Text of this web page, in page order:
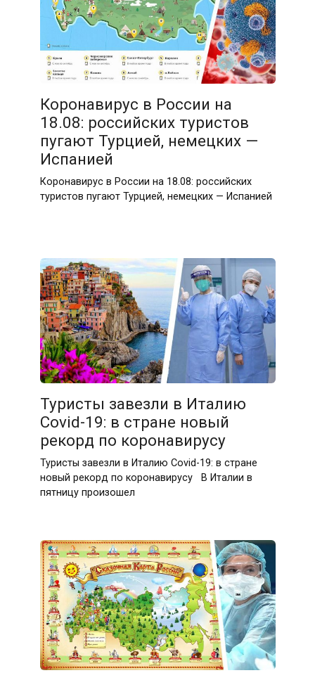
Коронавирус в России на
18.08: российских туристов
пугают Турцией, немецких —
Испанией
Коронавирус в России на 18.08: российских
туристов пугают Турцией, немецких — Испанией
Туристы завезли в Италию
Covid-19: в стране новый
рекорд по коронавирусу
Туристы завезли в Италию Covid-19: в стране
новый рекорд по коронавирусу В Италии в
пятницу произошел